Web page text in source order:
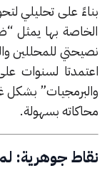
بناءً على تحليلي لتحولات
الخاصة بها يمثل
نصيحتي للمحللين
اعتمدتا لسنوات
والبرمجيات” بشكل
محاكاته بسهولة.
نقاط جوهرية: